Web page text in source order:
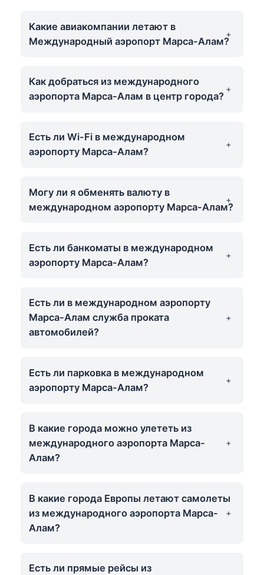
Какие авиакомпании летают в
Международный аэропорт Марса-Алам?
Как добраться из международного
аэропорта Марса-Алам в центр города?
Есть ли Wi-Fi в международном
аэропорту Марса-Алам?
Могу ли я обменять валюту в
международном аэропорту Марса-Алам?
Есть ли банкоматы в международном
аэропорту Марса-Алам?
Есть ли в международном аэропорту
Марса-Алам служба проката
автомобилей?
Есть ли парковка в международном
аэропорту Марса-Алам?
В какие города можно улететь из
международного аэропорта Марса-
Алам?
В какие города Европы летают самолеты
из международного аэропорта Марса-
Алам?
Есть ли прямые рейсы из